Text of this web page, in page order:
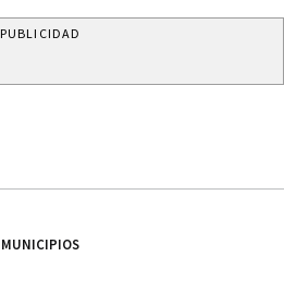
PUBLICIDAD
MUNICIPIOS